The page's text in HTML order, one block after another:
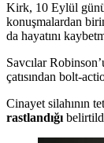
Kirk, 10 Eylül günü
konuşmalardan
da hayatını
Savcılar
çatısından bolt-
Cinayet silahının
rastlandığı